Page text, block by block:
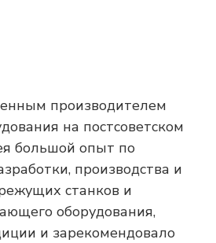
производителем
на постсоветском
большой опыт по
производства и
станков и
оборудования,
и зарекомендовало